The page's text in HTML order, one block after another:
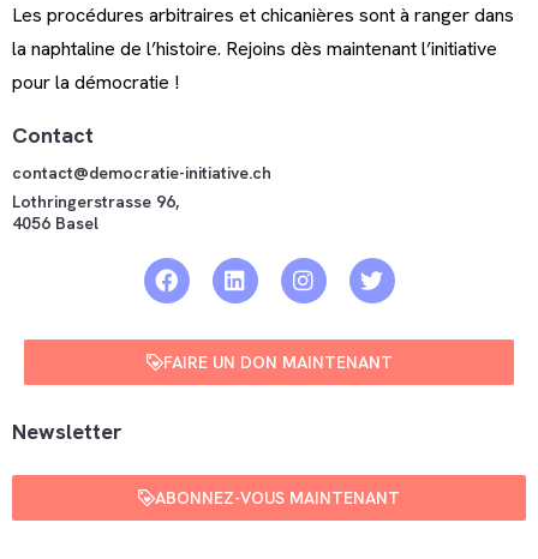
Les procédures arbitraires et chicanières sont à ranger dans
la naphtaline de l’histoire. Rejoins dès maintenant l’initiative
pour la démocratie !
Contact
contact@democratie-initiative.ch
Lothringerstrasse 96,
4056 Basel
FAIRE UN DON MAINTENANT
Newsletter
ABONNEZ-VOUS MAINTENANT